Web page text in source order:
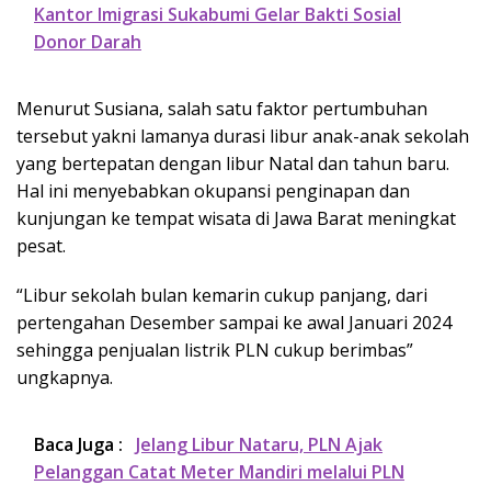
Kantor Imigrasi Sukabumi Gelar Bakti Sosial
Donor Darah
Menurut Susiana, salah satu faktor pertumbuhan
tersebut yakni lamanya durasi libur anak-anak sekolah
yang bertepatan dengan libur Natal dan tahun baru.
Hal ini menyebabkan okupansi penginapan dan
kunjungan ke tempat wisata di Jawa Barat meningkat
pesat.
“Libur sekolah bulan kemarin cukup panjang, dari
pertengahan Desember sampai ke awal Januari 2024
sehingga penjualan listrik PLN cukup berimbas”
ungkapnya.
Baca Juga :
Jelang Libur Nataru, PLN Ajak
Pelanggan Catat Meter Mandiri melalui PLN